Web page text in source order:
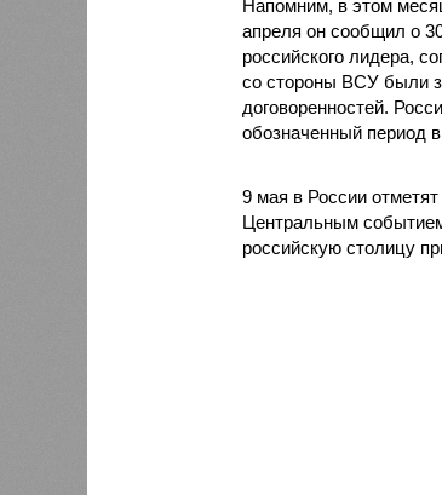
Напомним, в этом
апреля он сообщил о
российского лидера,
со стороны ВСУ были
договоренностей.
обозначенный период
9 мая в России
Центральным
российскую столицу